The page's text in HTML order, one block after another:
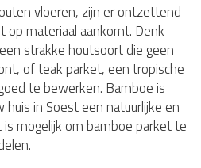
vloeren, zijn er ontzettend
op materiaal aankomt. Denk
strakke houtsoort die geen
of teak parket, een tropische
te bewerken. Bamboe is
in Soest een natuurlijke en
mogelijk om bamboe parket te